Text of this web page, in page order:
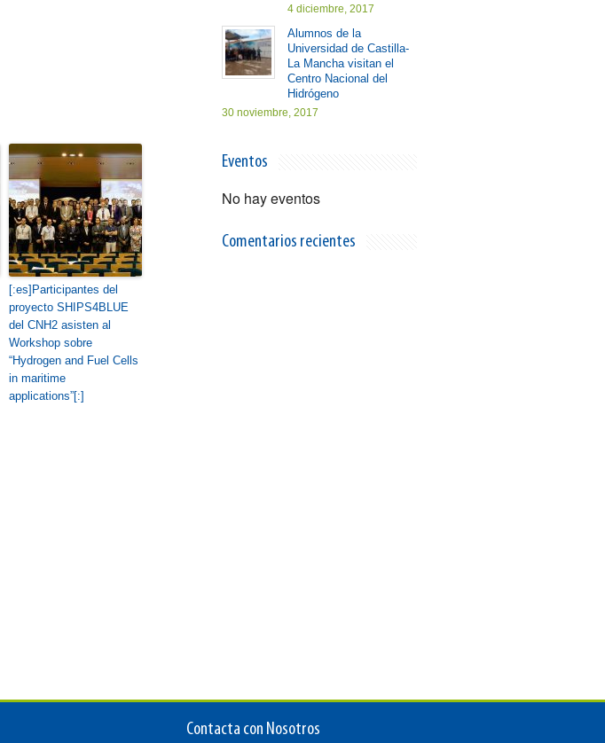
[:es]Participantes del
proyecto SHIPS4BLUE
del CNH2 asisten al
Workshop sobre
“Hydrogen and Fuel Cells
in maritime
applications”[:]
4 diciembre, 2017
Alumnos de la
Universidad de Castilla-
La Mancha visitan el
Centro Nacional del
Hidrógeno
30 noviembre, 2017
Eventos
No hay eventos
Comentarios recientes
Contacta con Nosotros